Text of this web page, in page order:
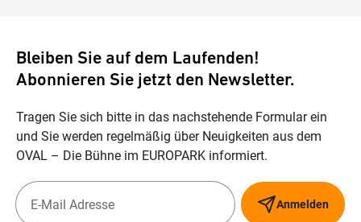
Bleiben Sie auf dem Laufenden!
Abonnieren Sie jetzt den Newsletter.
Tragen Sie sich bitte in das nachstehende Formular ein
und Sie werden regelmäßig über Neuigkeiten aus dem
OVAL – Die Bühne im EUROPARK informiert.
Anmelden